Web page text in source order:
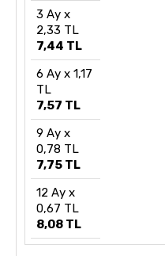
3 Ay x
2,33 TL
7,44 TL
6 Ay x 1,17
TL
7,57 TL
9 Ay x
0,78 TL
7,75 TL
12 Ay x
0,67 TL
8,08 TL